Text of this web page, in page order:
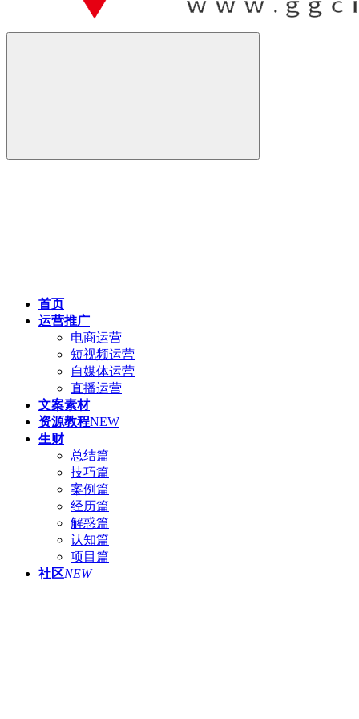
首页
运营推广
电商运营
短视频运营
自媒体运营
直播运营
文案素材
资源教程NEW
生财
总结篇
技巧篇
案例篇
经历篇
解惑篇
认知篇
项目篇
社区NEW